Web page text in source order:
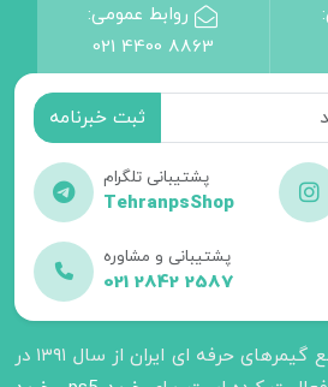
روابط عمومی:
021 4400 8863
پشتیبانی تلگرام
TehranpsShop
پشتیبانی و مشاوره
021 2842 2587
تهران پی اس بزگترین مرجع گیمرهای حرفه ای ایران از سال ۱۳۹۱ در